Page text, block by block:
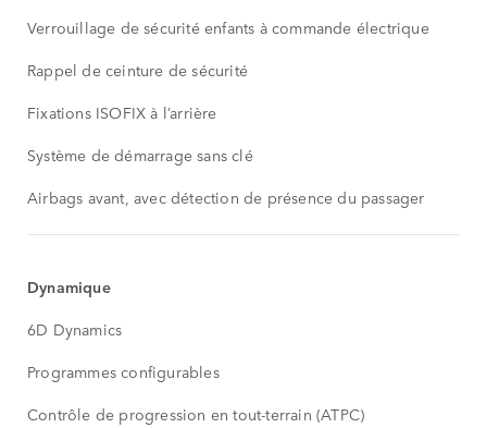
Verrouillage de sécurité enfants à commande électrique
Rappel de ceinture de sécurité
Fixations ISOFIX à l’arrière
Système de démarrage sans clé
Airbags avant, avec détection de présence du passager
Dynamique
6D Dynamics
Programmes configurables
Contrôle de progression en tout-terrain (ATPC)